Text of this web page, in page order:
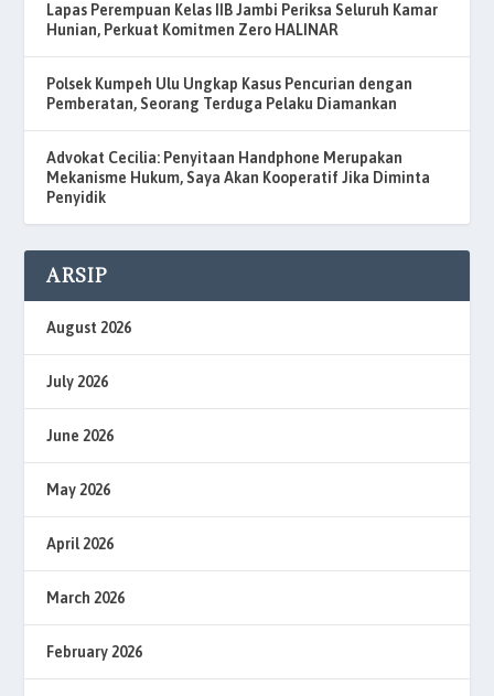
Lapas Perempuan Kelas IIB Jambi Periksa Seluruh Kamar
Hunian, Perkuat Komitmen Zero HALINAR
Polsek Kumpeh Ulu Ungkap Kasus Pencurian dengan
Pemberatan, Seorang Terduga Pelaku Diamankan
Advokat Cecilia: Penyitaan Handphone Merupakan
Mekanisme Hukum, Saya Akan Kooperatif Jika Diminta
Penyidik
ARSIP
August 2026
July 2026
June 2026
May 2026
April 2026
March 2026
February 2026